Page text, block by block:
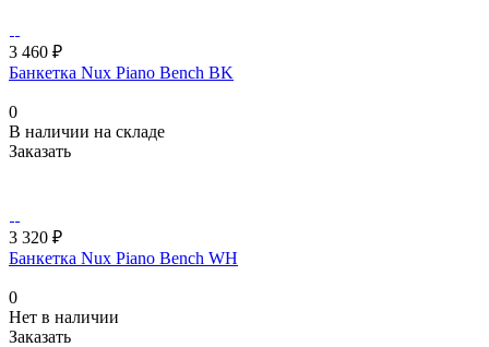
3 460 ₽
Банкетка Nux Piano Bench BK
0
В наличии на складе
Заказать
3 320 ₽
Банкетка Nux Piano Bench WH
0
Нет в наличии
Заказать